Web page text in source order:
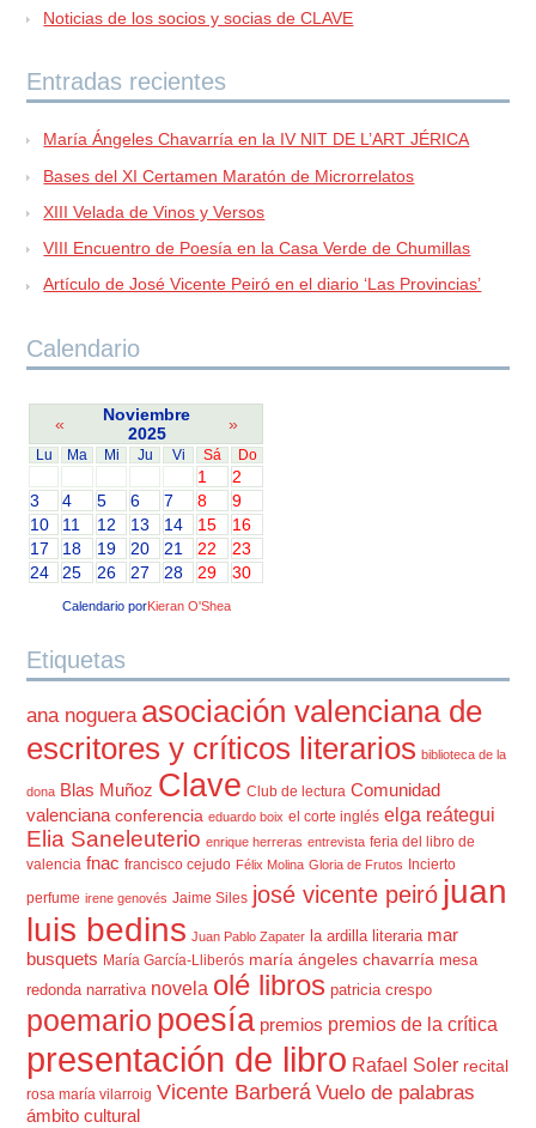
Noticias de los socios y socias de CLAVE
Entradas recientes
María Ángeles Chavarría en la IV NIT DE L’ART JÉRICA
Bases del XI Certamen Maratón de Microrrelatos
XIII Velada de Vinos y Versos
VIII Encuentro de Poesía en la Casa Verde de Chumillas
Artículo de José Vicente Peiró en el diario ‘Las Provincias’
Calendario
«
Noviembre
2025
»
Lu Ma Mi Ju Vi Sá Do
1
2
3
4 5 6 7 8
9
10
11 12 13 14 15
16
17
18 19 20 21 22
23
24
25 26 27 28 29 30
Calendario porKieran O'Shea
Etiquetas
ana noguera asociación valenciana de
escritores y críticos literarios biblioteca de la
dona Blas Muñoz Clave Club de lectura Comunidad
valenciana conferencia eduardo boix el corte inglés elga reátegui
Elia Saneleuterio enrique herreras entrevista feria del libro de
valencia fnac francisco cejudo Félix Molina Gloria de Frutos
Incierto
perfume irene genovés Jaime Siles josé vicente peiró juan
luis bedins Juan Pablo Zapater la ardilla literaria mar
busquets María García-Lliberós maría ángeles chavarría mesa
redonda narrativa novela olé libros patricia crespo
poemario poesía premios premios de la crítica
presentación de libro Rafael Soler recital
rosa maría vilarroig Vicente Barberá Vuelo de palabras
ámbito cultural